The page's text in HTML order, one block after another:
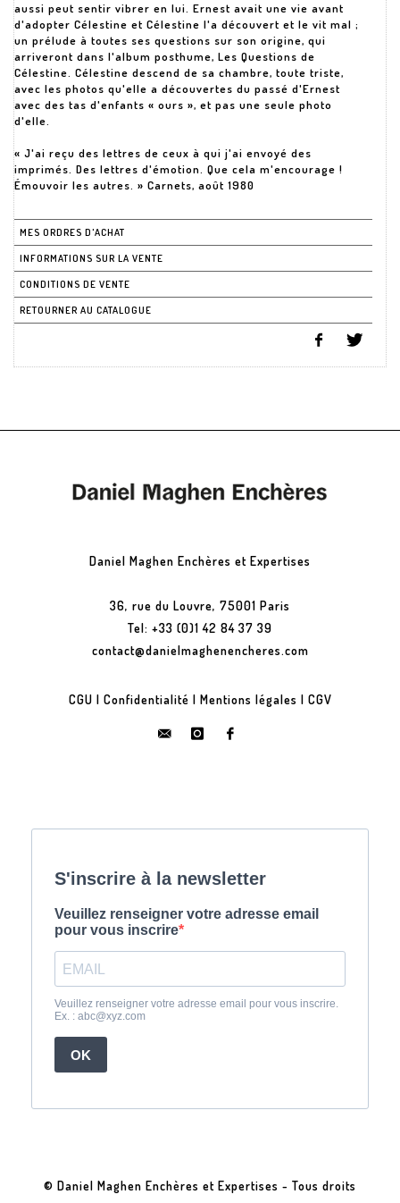
aussi peut sentir vibrer en lui. Ernest avait une vie avant
d'adopter Célestine et Célestine l'a découvert et le vit mal ;
un prélude à toutes ses questions sur son origine, qui
arriveront dans l'album posthume, Les Questions de
Célestine. Célestine descend de sa chambre, toute triste,
avec les photos qu'elle a découvertes du passé d'Ernest
avec des tas d'enfants « ours », et pas une seule photo
d'elle.
« J'ai reçu des lettres de ceux à qui j'ai envoyé des
imprimés. Des lettres d'émotion. Que cela m'encourage !
Émouvoir les autres. » Carnets, août 1980
MES ORDRES D'ACHAT
INFORMATIONS SUR LA VENTE
CONDITIONS DE VENTE
RETOURNER AU CATALOGUE
Daniel Maghen Enchères et Expertises
36, rue du Louvre, 75001 Paris
Tel: +33 (0)1 42 84 37 39
contact@danielmaghenencheres.com
CGU | Confidentialité | Mentions légales | CGV
© Daniel Maghen Enchères et Expertises - Tous droits